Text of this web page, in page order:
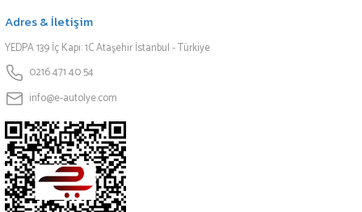
Adres & İletişim
YEDPA 139 İç Kapı: 1C Ataşehir İstanbul - Türkiye
0216 471 40 54
info@e-autolye.com